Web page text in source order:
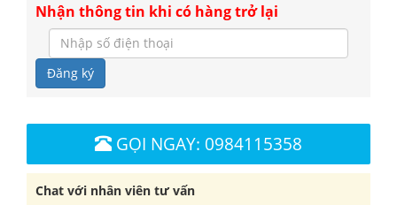
Nhận thông tin khi có hàng trở lại
Đăng ký
GỌI NGAY: 0984115358
Chat với nhân viên tư vấn